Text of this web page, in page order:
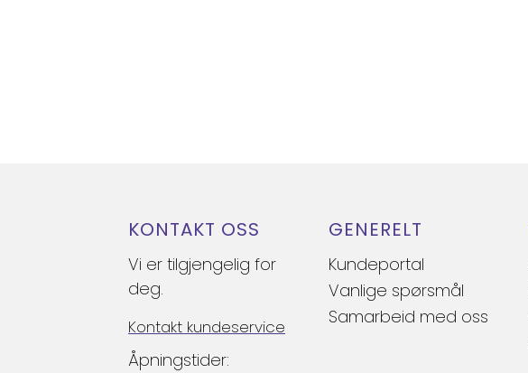
KONTAKT OSS
Vi er tilgjengelig for
deg.
Kontakt kundeservice
Åpningstider:
GENERELT
Kundeportal
Vanlige spørsmål
Samarbeid med oss